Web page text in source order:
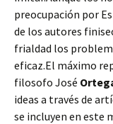
preocupación por
de los autores
frialdad los
eficaz.El máximo
filosofo José
ideas a través de
se incluyen en este